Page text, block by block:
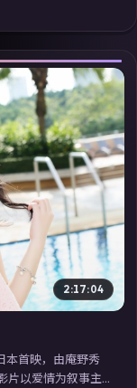
高清电视剧在线
追剧体验。
2:17:04
本首映，由庵野秀
片以爱情为叙事主